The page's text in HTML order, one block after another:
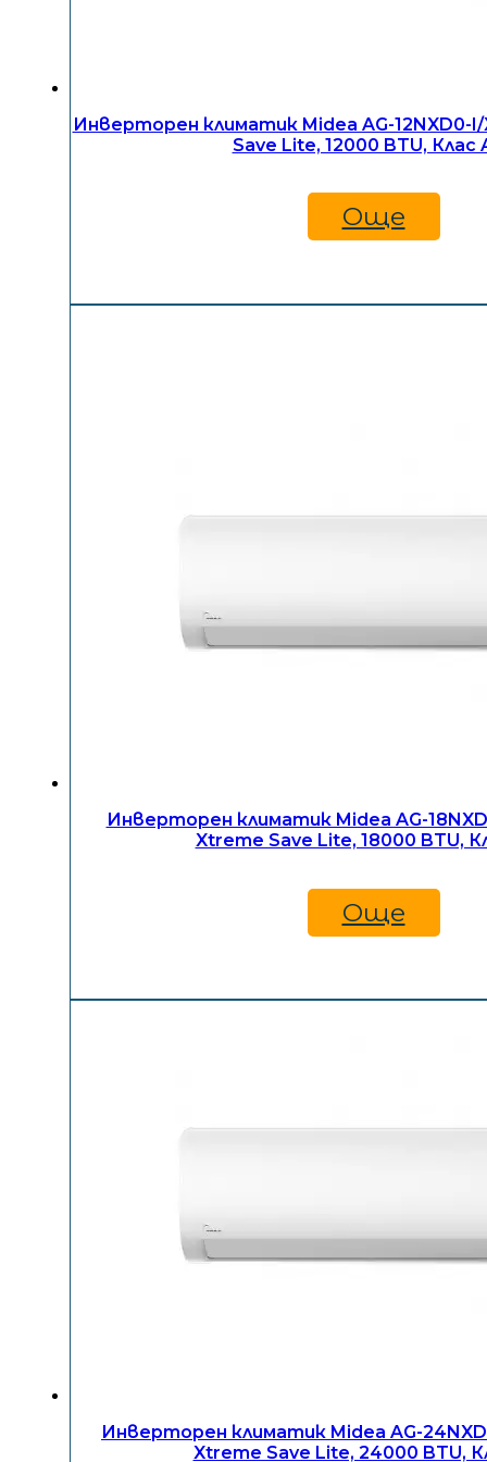
Инверторен климатик Midea AG-12NXD0-I/
Save Lite, 12000 BTU, Клас
Още
Инверторен климатик Midea AG-
Xtreme Save Lite, 18000 BTU,
Още
Инверторен климатик Midea AG-
Xtreme Save Lite, 24000 BTU,